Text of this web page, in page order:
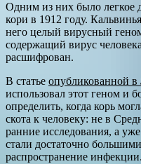
Одним из них было легкое
кори в 1912 году.
него целый вирусный
содержащий вирус
расшифрован.
В статье опубликованной в
использовал этот геном и
определить, когда корь
скота к человеку: не в
ранние исследования, а
стали достаточно
распространение инфекции.